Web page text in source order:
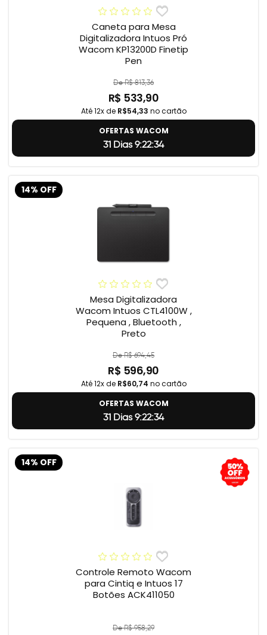
Caneta para Mesa
Digitalizadora Intuos Pró
Wacom KP13200D Finetip
Pen
De R$ 813,36
R$ 533,90
Até 12x de R$54,33 no cartão
OFERTAS WACOM
31 Dias 9:22:33
14% OFF
Mesa Digitalizadora
Wacom Intuos CTL4100W ,
Pequena , Bluetooth ,
Preto
De R$ 694,45
R$ 596,90
Até 12x de R$60,74 no cartão
OFERTAS WACOM
31 Dias 9:22:33
14% OFF
Controle Remoto Wacom
para Cintiq e Intuos 17
Botões ACK411050
De R$ 958,29